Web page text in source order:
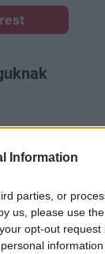
Information
parties, or
us, please use
opt-out